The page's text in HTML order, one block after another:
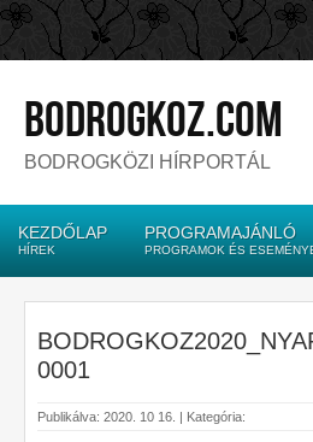
bodrogkoz.com
BODROGKÖZI HÍRPORTÁL
KEZDŐLAP
HÍREK
PROGRAMAJÁNLÓ
PROGRAMOK ÉS
0001
Publikálva: 2020. 10 16. | Kategória: